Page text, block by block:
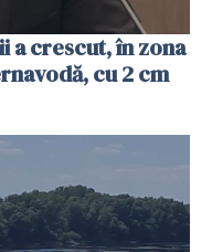
a crescut, în zona
cu 2 cm